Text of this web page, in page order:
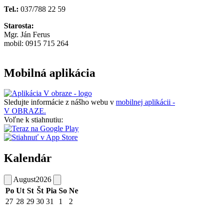
Tel.: 037/788 22 59
Starosta:
Mgr. Ján Ferus
mobil: 0915 715 264
Mobilná aplikácia
Sledujte informácie z nášho webu v mobilnej aplikácii -
V OBRAZE.
Voľne k stiahnutiu:
Kalendár
August2026
Po Ut St Št Pia So Ne
27 28 29 30 31 1
2